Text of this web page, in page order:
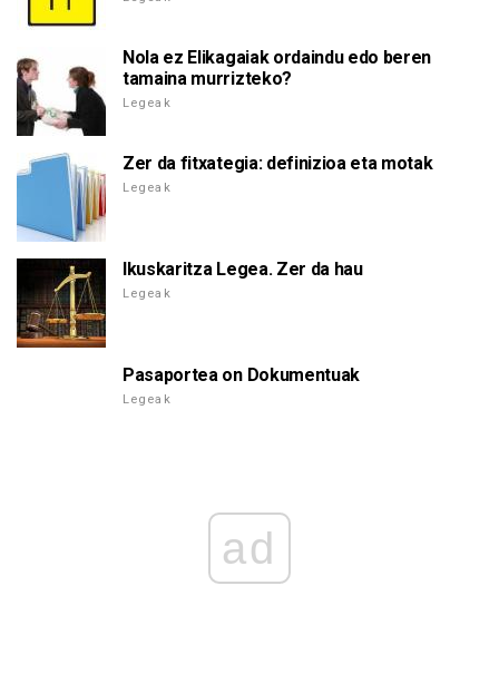
Nola ez Elikagaiak ordaindu edo beren
tamaina murrizteko?
Legeak
Zer da fitxategia: definizioa eta motak
Legeak
Ikuskaritza Legea. Zer da hau
Legeak
Pasaportea on Dokumentuak
Legeak
ad